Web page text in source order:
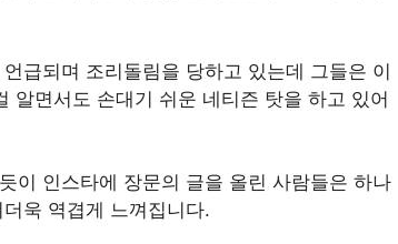
급되며 조리돌림을 당하고 있는데 그들은 이
알면서도 손대기 쉬운 네티즌 탓을 하고 있어
이 인스타에 장문의 글을 올린 사람들은 하나
욱 역겹게 느껴집니다.